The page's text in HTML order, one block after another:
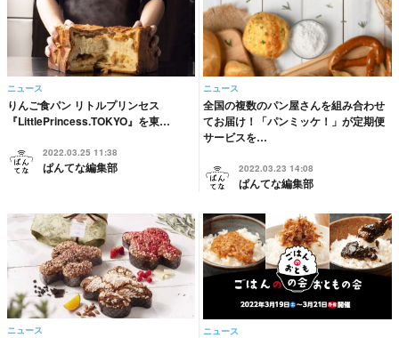
ニュース
りんご食パン リトルプリンセス
『LittlePrincess.TOKYO』を東…
2022.03.25 11:38
ぱんてな編集部
ニュース
全国の複数のパン屋さんを組み合わせ
てお届け！「パンミッケ！」が定期便
サービスを…
2022.03.23 14:08
ぱんてな編集部
ニュース ニュース